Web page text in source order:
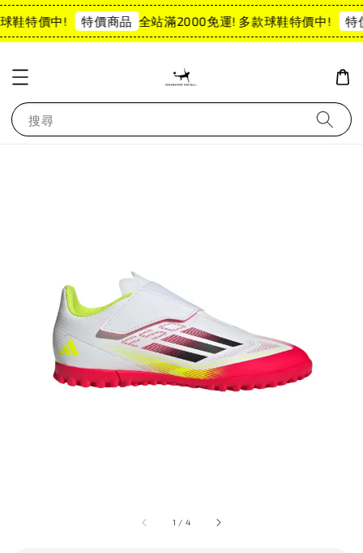
鞋特價中! 特價商品 全站滿2000免運! 多款球鞋特價中! 特
搜尋
1 / 4